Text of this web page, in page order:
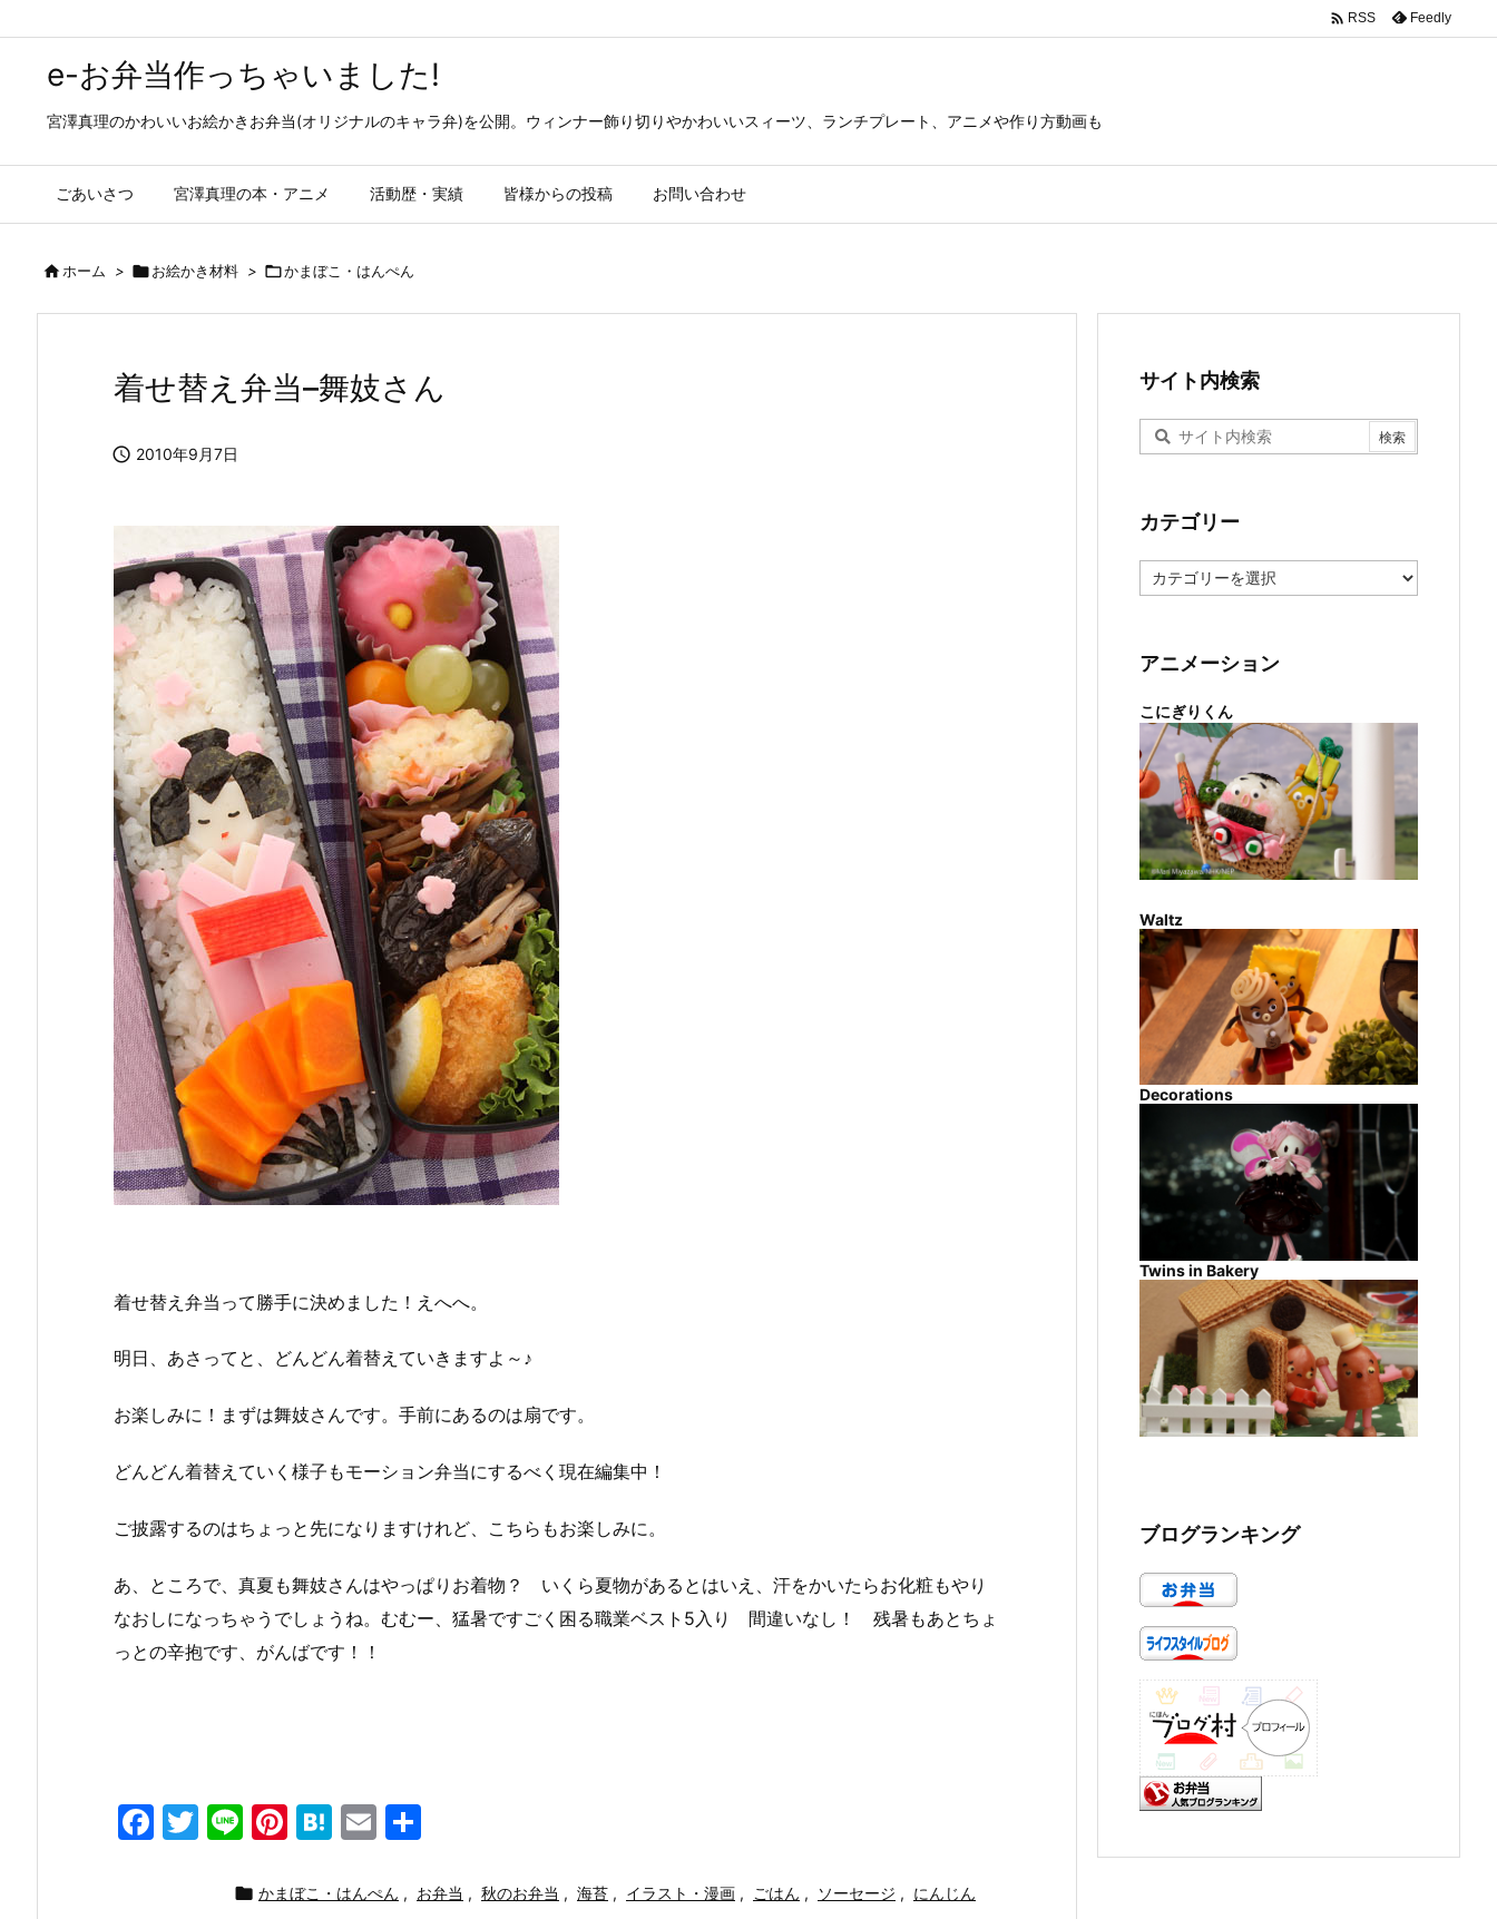
e-お弁当作っちゃいました!
宮澤真理のかわいいお絵かきお弁当(オリジナルのキャラ弁)を公開。ウィンナー飾り切りやかわいいスィーツ、ランチプレート、アニメや作り方動画も
ごあいさつ 宮澤真理の本・アニメ 活動歴・実績 皆様からの投稿 お問い合わせ
 RSS Feedly
ホーム > お絵かき材料 > かまぼこ・はんぺん
着せ替え弁当–舞妓さん
 2010年9月7日
着せ替え弁当って勝手に決めました！えへへ。
明日、あさってと、どんどん着替えていきますよ～♪
お楽しみに！まずは舞妓さんです。手前にあるのは扇です。
どんどん着替えていく様子もモーション弁当にするべく現在編集中！
ご披露するのはちょっと先になりますけれど、こちらもお楽しみに。
あ、ところで、真夏も舞妓さんはやっぱりお着物？ いくら夏物があるとはいえ、汗をかいたらお化粧もやり
なおしになっちゃうでしょうね。むむー、猛暑ですごく困る職業ベスト5入り 間違いなし！ 残暑もあとちょ
っとの辛抱です、がんばです！！
F
T
Li
e
Pi
er
H
e
E
ai
 かまぼこ・はんぺん , お弁当 , 秋のお弁当 , 海苔 , イラスト・漫画 , ごはん , ソーセージ , にんじん
サイト内検索
カテゴリー
テ
ー
アニメーション
こにぎりくん
Waltz
Decorations
Twins in Bakery
ブログランキング